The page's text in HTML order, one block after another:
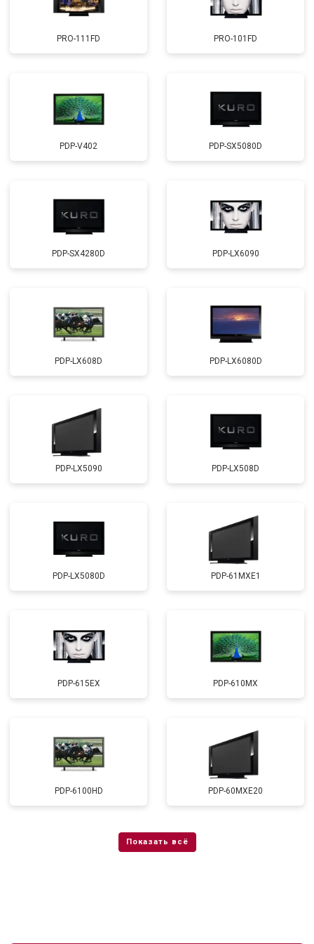
PRO-111FD PRO-101FD
PDP-V402 PDP-SX5080D
PDP-SX4280D PDP-LX6090
PDP-LX608D PDP-LX6080D
PDP-LX5090 PDP-LX508D
PDP-LX5080D PDP-61MXE1
PDP-615EX PDP-610MX
PDP-6100HD PDP-60MXE20